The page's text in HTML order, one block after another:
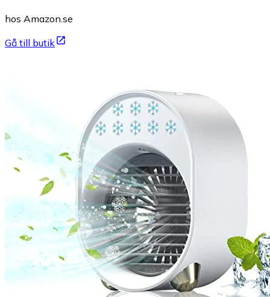
hos Amazon.se
Gå till butik